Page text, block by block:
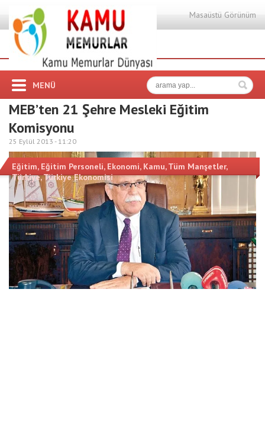
Masaüstü Görünüm
MENÜ
MEB’ten 21 Şehre Mesleki Eğitim
Komisyonu
25 Eylül 2013 - 11:20
Eğitim, Eğitim Personeli, Ekonomi, Kamu,Tüm Manşetler,
Türkiye,Türkiye Ekonomisi